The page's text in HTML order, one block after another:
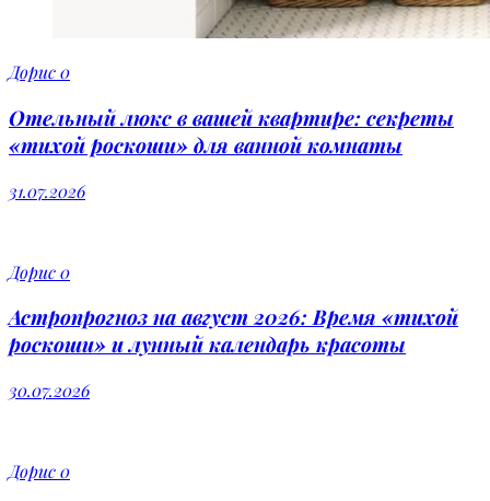
Дорис0
Отельный люкс в вашей квартире: секреты
«тихой роскоши» для ванной комнаты
31.07.2026
Дорис0
Астропрогноз на август 2026: Время «тихой
роскоши» и лунный календарь красоты
30.07.2026
Дорис0